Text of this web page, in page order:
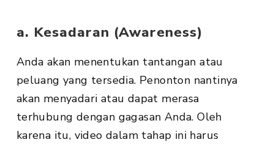
a. Kesadaran (Awareness)
Anda akan menentukan tantangan atau
peluang yang tersedia. Penonton nantinya
akan menyadari atau dapat merasa
terhubung dengan gagasan Anda. Oleh
karena itu, video dalam tahap ini harus